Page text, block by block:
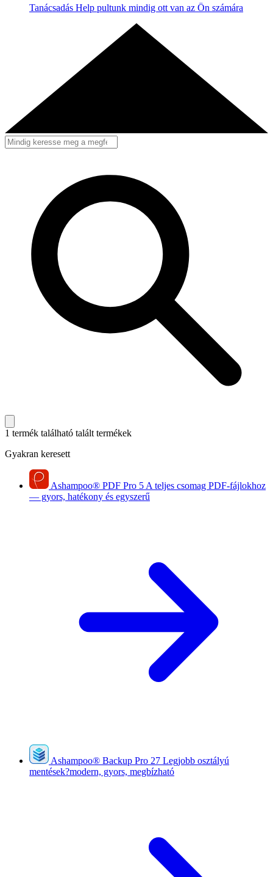
Tanácsadás Help pultunk mindig ott van az Ön számára
1 termék található talált termékek
Gyakran keresett
Ashampoo® PDF Pro 5 A teljes csomag PDF-fájlokhoz
— gyors, hatékony és egyszerű
Ashampoo® Backup Pro 27 Legjobb osztályú
mentések?modern, gyors, megbízható